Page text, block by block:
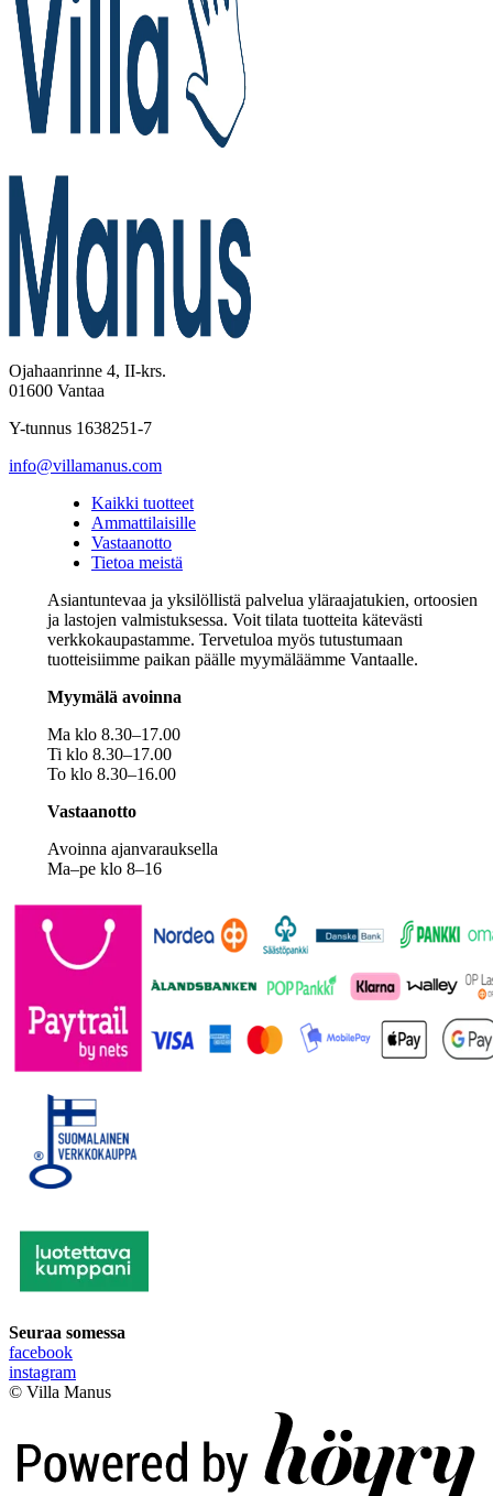
Ojahaanrinne 4, II-krs.
01600 Vantaa
Y-tunnus 1638251-7
info@villamanus.com
Kaikki tuotteet
Ammattilaisille
Vastaanotto
Tietoa meistä
Asiantuntevaa ja yksilöllistä palvelua yläraajatukien, ortoosien
ja lastojen valmistuksessa. Voit tilata tuotteita kätevästi
verkkokaupastamme. Tervetuloa myös tutustumaan
tuotteisiimme paikan päälle myymäläämme Vantaalle.
Myymälä avoinna
Ma klo 8.30–17.00
Ti klo 8.30–17.00
To klo 8.30–16.00
Vastaanotto
Avoinna ajanvarauksella
Ma–pe klo 8–16
Seuraa somessa
facebook
instagram
© Villa Manus